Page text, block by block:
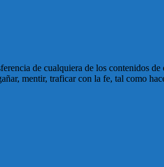
de cualquiera de los contenidos
mentir, traficar con la fe, tal como